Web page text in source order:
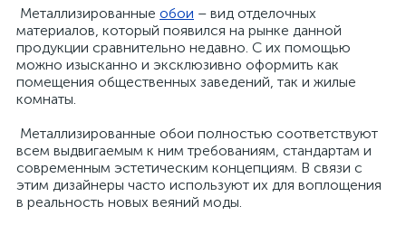
Металлизированные обои – вид отделочных
материалов, который появился на рынке данной
продукции сравнительно недавно. С их помощью
можно изысканно и эксклюзивно оформить как
помещения общественных заведений, так и жилые
комнаты.
Металлизированные обои полностью соответствуют
всем выдвигаемым к ним требованиям, стандартам и
современным эстетическим концепциям. В связи с
этим дизайнеры часто используют их для воплощения
в реальность новых веяний моды.